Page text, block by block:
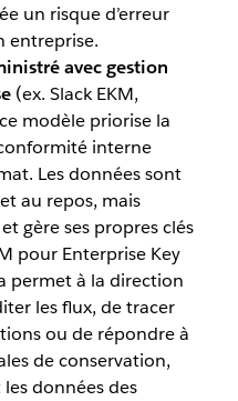
un risque d’erreur
entreprise.
avec gestion
(ex. Slack EKM,
modèle priorise la
interne
Les données sont
au repos, mais
gère ses propres clés
pour Enterprise Key
permet à la direction
les flux, de tracer
ou de répondre à
de conservation,
données des